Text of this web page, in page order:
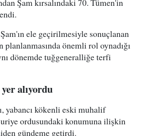
Şam kırsalındaki 70. Tümen'in
ele geçirilmesiyle sonuçlanan
planlanmasında önemli rol oynadığı
dönemde tuğgeneralliğe terfi
alıyordu
yabancı kökenli eski muhalif
ordusundaki konumuna ilişkin
gündeme getirdi.